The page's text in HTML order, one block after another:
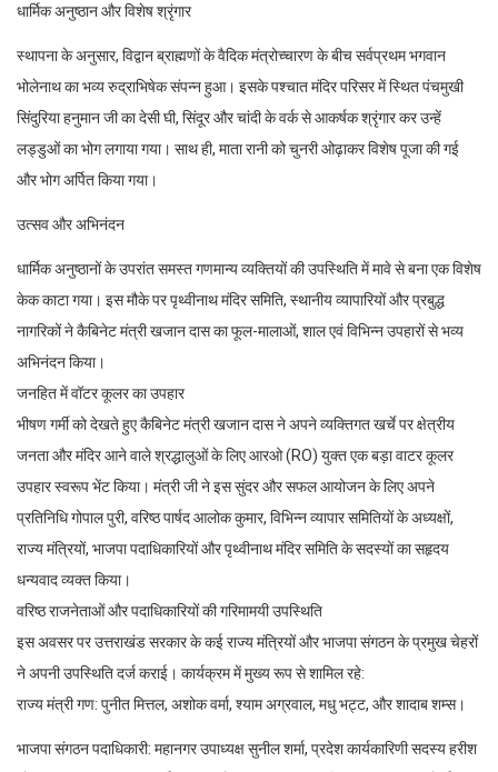
धार्मिक अनुष्ठान और विशेष श्रृंगार
स्थापना के अनुसार, विद्वान ब्राह्मणों के वैदिक मंत्रोच्चारण के बीच सर्वप्रथम भगवान
भोलेनाथ का भव्य रुद्राभिषेक संपन्न हुआ। इसके पश्चात मंदिर परिसर में स्थित पंचमुखी
सिंदुरिया हनुमान जी का देसी घी, सिंदूर और चांदी के वर्क से आकर्षक श्रृंगार कर उन्हें
लड्डुओं का भोग लगाया गया। साथ ही, माता रानी को चुनरी ओढ़ाकर विशेष पूजा की गई
और भोग अर्पित किया गया।
उत्सव और अभिनंदन
धार्मिक अनुष्ठानों के उपरांत समस्त गणमान्य व्यक्तियों की उपस्थिति में मावे से बना एक विशेष
केक काटा गया। इस मौके पर पृथ्वीनाथ मंदिर समिति, स्थानीय व्यापारियों और प्रबुद्ध
नागरिकों ने कैबिनेट मंत्री खजान दास का फूल-मालाओं, शाल एवं विभिन्न उपहारों से भव्य
अभिनंदन किया।
जनहित में वॉटर कूलर का उपहार
भीषण गर्मी को देखते हुए कैबिनेट मंत्री खजान दास ने अपने व्यक्तिगत खर्चे पर क्षेत्रीय
जनता और मंदिर आने वाले श्रद्धालुओं के लिए आरओ (RO) युक्त एक बड़ा वाटर कूलर
उपहार स्वरूप भेंट किया। मंत्री जी ने इस सुंदर और सफल आयोजन के लिए अपने
प्रतिनिधि गोपाल पुरी, वरिष्ठ पार्षद आलोक कुमार, विभिन्न व्यापार समितियों के अध्यक्षों,
राज्य मंत्रियों, भाजपा पदाधिकारियों और पृथ्वीनाथ मंदिर समिति के सदस्यों का सहृदय
धन्यवाद व्यक्त किया।
वरिष्ठ राजनेताओं और पदाधिकारियों की गरिमामयी उपस्थिति
इस अवसर पर उत्तराखंड सरकार के कई राज्य मंत्रियों और भाजपा संगठन के प्रमुख चेहरों
ने अपनी उपस्थिति दर्ज कराई। कार्यक्रम में मुख्य रूप से शामिल रहे:
राज्य मंत्री गण: पुनीत मित्तल, अशोक वर्मा, श्याम अग्रवाल, मधु भट्ट, और शादाब शम्स।
भाजपा संगठन पदाधिकारी: महानगर उपाध्यक्ष सुनील शर्मा, प्रदेश कार्यकारिणी सदस्य हरीश